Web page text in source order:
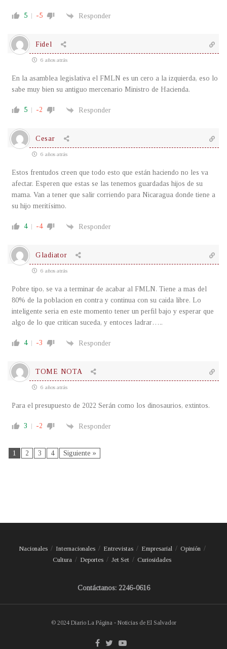
5 -5 Responder
Fidel
6 años atrás
En la asamblea legislativa el FMLN es un cero a la izquierda, eso lo
sabe muy bien su antiguo mercenario Ministro de Hacienda.
5 -2 Responder
Cesar
6 años atrás
Estos frentudos creen que todo esto que están haciendo no les va
afectar. Esperen que estas se las tenemos guardadas hijos de su
mama. Van a tener que salir corriendo para Nicaragua donde tiene a
su hijo meritísimo.
4 -4 Responder
Gladiator
6 años atrás
Pobre tipo, se va a terminar de acabar al FMLN. Tiene a mas del
80% de la poblacion en contra y continua con su caida libre. Lo
inteligente seria en este momento tener un perfil bajo y esperar que
algo de lo que critican suceda, y entoces ladrar…..
4 -3 Responder
TOME NOTA
6 años atrás
Para el presupuesto de 2022 Serán como los dinosaurios, extintos.
3 -2 Responder
1 2 3 4 Siguiente »
Nacionales Internacionales Entrevistas Empresarial
Opinión
Cultura
Deportes Jet Set Curiosidades
Contáctanos: 2246-0616
© 2024 Diario La Página - Noticias de El Salvador